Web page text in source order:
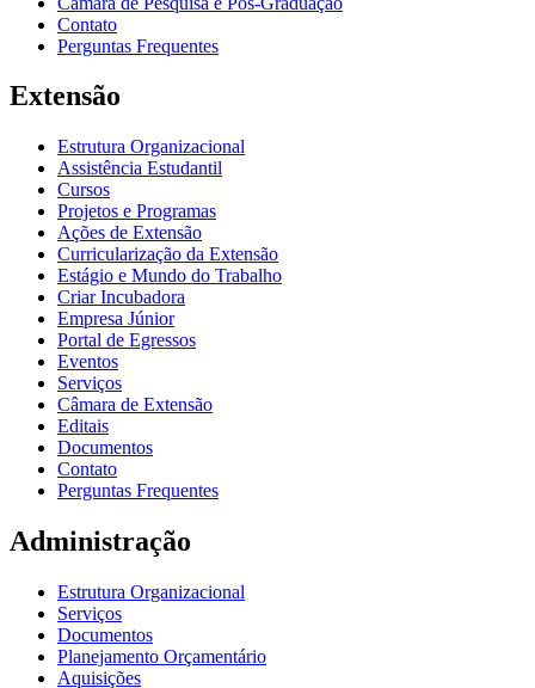
Contato
Perguntas Frequentes
Extensão
Estrutura Organizacional
Assistência Estudantil
Cursos
Projetos e Programas
Ações de Extensão
Curricularização da Extensão
Estágio e Mundo do Trabalho
Criar Incubadora
Empresa Júnior
Portal de Egressos
Eventos
Serviços
Câmara de Extensão
Editais
Documentos
Contato
Perguntas Frequentes
Administração
Estrutura Organizacional
Serviços
Documentos
Planejamento Orçamentário
Aquisições